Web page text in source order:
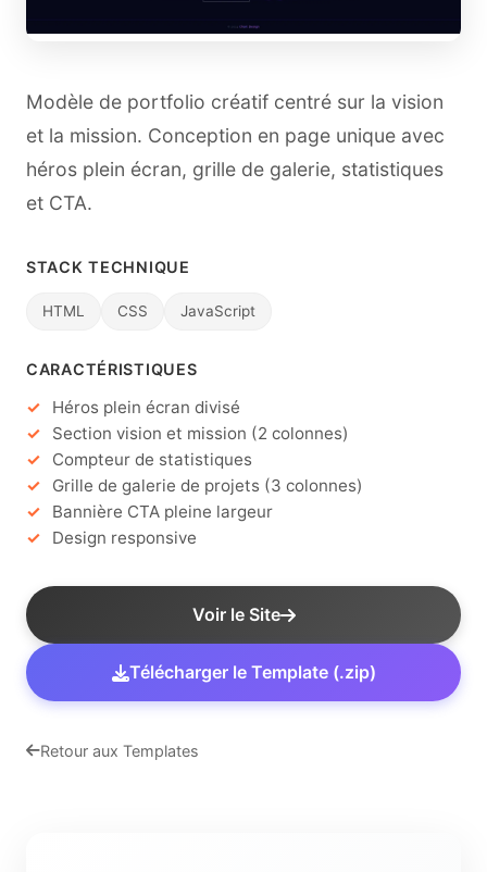
Modèle de portfolio créatif centré sur la vision
et la mission. Conception en page unique avec
héros plein écran, grille de galerie, statistiques
et CTA.
STACK TECHNIQUE
HTML CSS JavaScript
CARACTÉRISTIQUES
Héros plein écran divisé
Section vision et mission (2 colonnes)
Compteur de statistiques
Grille de galerie de projets (3 colonnes)
Bannière CTA pleine largeur
Design responsive
Voir le Site
Télécharger le Template (.zip)
Retour aux Templates